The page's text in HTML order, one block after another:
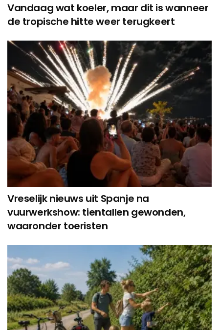
Vandaag wat koeler, maar dit is wanneer
de tropische hitte weer terugkeert
Vreselijk nieuws uit Spanje na
vuurwerkshow: tientallen gewonden,
waaronder toeristen